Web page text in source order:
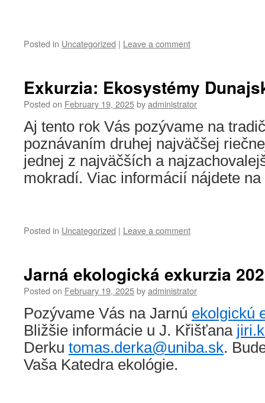
Posted in Uncategorized | Leave a comment
Exkurzia: Ekosystémy
Posted on February 19, 2025byadministrator
Aj tento rok Vás pozývame na
poznávaním druhej najväčšej
jednej z najväčších a
mokradí. Viac informácií nájdete
Posted in Uncategorized | Leave a comment
Jarná ekologická exkurzia
Posted on February 19, 2025byadministrator
Pozývame Vás na Jarnú ekolgickú
Bližšie informácie u J. Křišťana
Derku tomas.derka@uniba.sk.
Vaša Katedra ekológie.